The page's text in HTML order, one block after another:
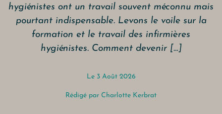
hygiénistes ont un travail souvent méconnu mais
pourtant indispensable. Levons le voile sur la
formation et le travail des infirmières
hygiénistes. Comment devenir […]
Le 3 Août 2026
Rédigé par Charlotte Kerbrat